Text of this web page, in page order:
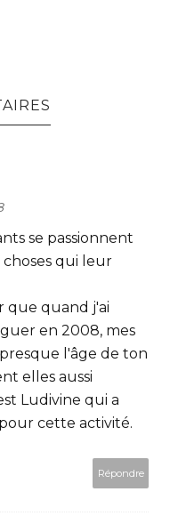
se passionnent
qui leur
que quand j'ai
en 2008, mes
l'âge de ton
elles aussi
Ludivine qui a
cette activité.
Répondre